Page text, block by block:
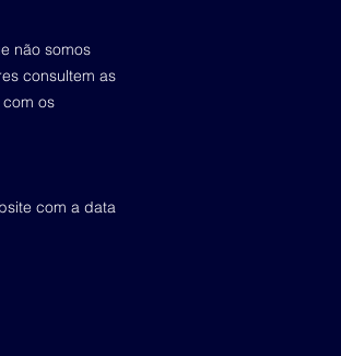
não somos
consultem as
os
com a data